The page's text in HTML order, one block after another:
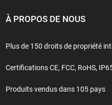
À PROPOS DE NOUS
Plus de 150 droits de propriété
Certifications CE, FCC, RoHS,
Produits vendus dans 105 pays